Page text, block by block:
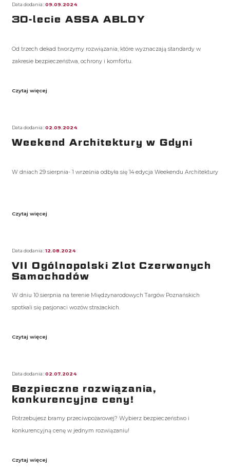
Data dodania:09.09.2024
30-lecie ASSA ABLOY
Od trzech dekad tworzymy rozwiązania, które wyznaczają standardy w
zakresie bezpieczeństwa, ochrony i komfortu.
Czytaj więcej
Data dodania:02.09.2024
Weekend Architektury w Gdyni
W dniach 29 sierpnia- 1 września odbyła się 14 edycja Weekendu Architektury
Czytaj więcej
Data dodania:12.08.2024
VII Ogólnopolski Zlot Czerwonych
Samochodów
W dniu 10 sierpnia na terenie Międzynarodowych Targów Poznańskich
spotkali się pasjonaci wozów strażackich.
Czytaj więcej
Data dodania:02.07.2024
Bezpieczne rozwiązania,
konkurencyjne ceny!
Potrzebujesz bramy przeciwpożarowej? Wybierz bezpieczeństwo i
konkurencyjną cenę w jednym rozwiązaniu!
Czytaj więcej